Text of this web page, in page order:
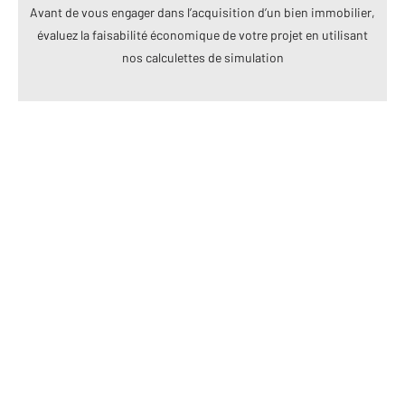
Avant de vous engager dans l’acquisition d’un bien immobilier,
évaluez la faisabilité économique de votre projet en utilisant
nos calculettes de simulation